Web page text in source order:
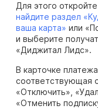
Для этого
найдите раздел
ваша карта» или
и выберите
«Диджитал Лидс».
В карточке
соответствующая
«Отключить»,
«Отменить